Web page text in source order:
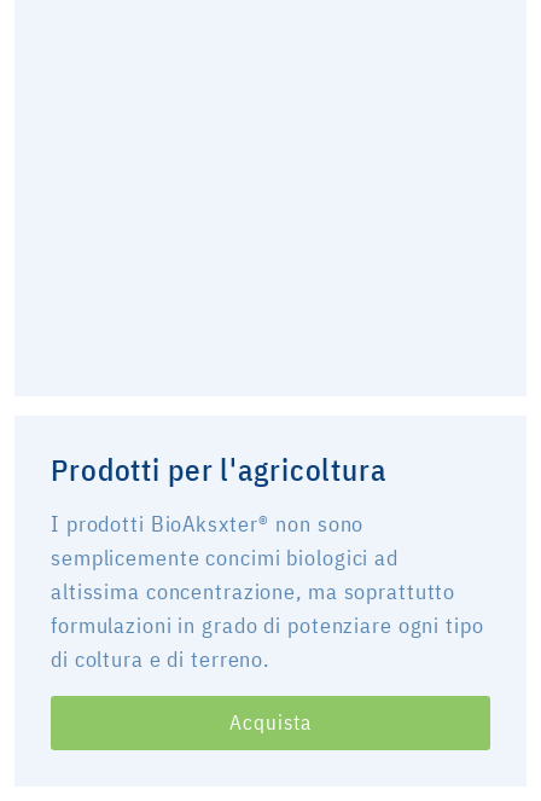
Prodotti per l'agricoltura
I prodotti BioAksxter® non sono
semplicemente concimi biologici ad
altissima concentrazione, ma soprattutto
formulazioni in grado di potenziare ogni tipo
di coltura e di terreno.
Acquista